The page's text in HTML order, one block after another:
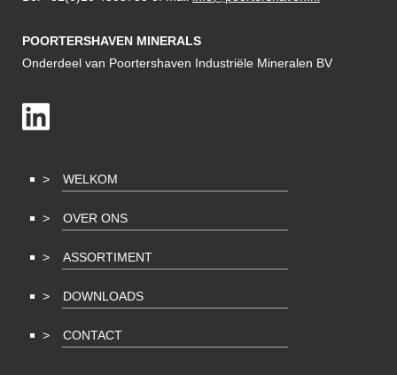
POORTERSHAVEN MINERALS
Onderdeel van Poortershaven Industriële Mineralen BV
WELKOM
OVER ONS
ASSORTIMENT
DOWNLOADS
CONTACT